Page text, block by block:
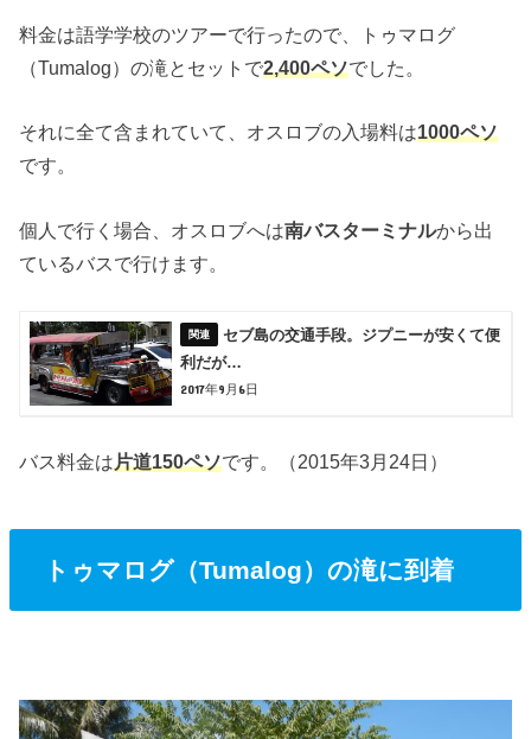
料金は語学学校のツアーで行ったので、トゥマログ
（Tumalog）の滝とセットで2,400ペソでした。
それに全て含まれていて、オスロブの入場料は1000ペソ
です。
個人で行く場合、オスロブへは南バスターミナルから出
ているバスで行けます。
セブ島の交通手段。ジプニーが安くて便
利だが…
2017年9月6日
バス料金は片道150ペソです。（2015年3月24日）
トゥマログ（Tumalog）の滝に到着